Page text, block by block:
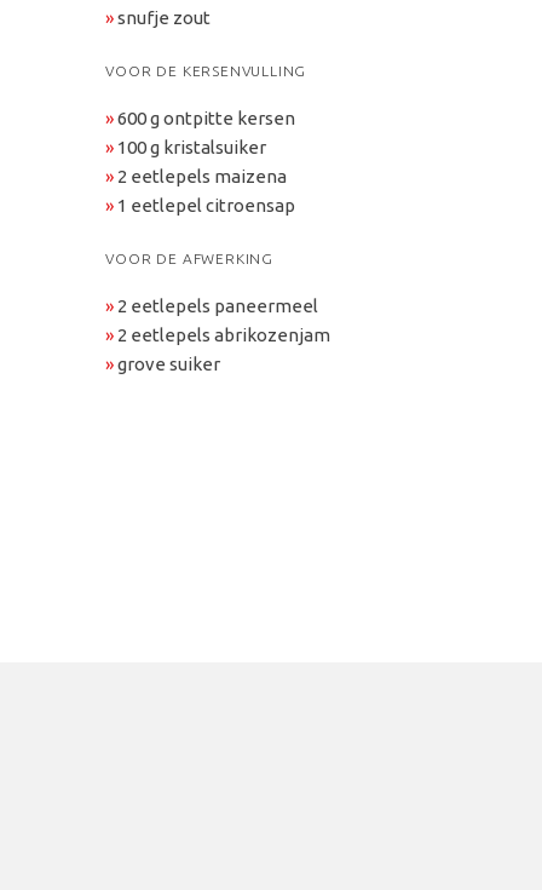
»snufje zout
VOOR DE KERSENVULLING
»600 g ontpitte kersen
» 100 g kristalsuiker
» 2 eetlepels maizena
» 1 eetlepel citroensap
VOOR DE AFWERKING
» 2 eetlepels paneermeel
» 2 eetlepels abrikozenjam
»grove suiker